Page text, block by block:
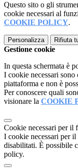
Questo sito o gli
cookie necessari al
COOKIE POLICY.
Personalizza Rifiuta
Gestione cookie
In questa schermata è
I cookie necessari
piattaforma e non è
Per conoscere quali
visionare la COOKIE
Cookie necessari per il
I cookie necessari per
disabilitati. È possibile
policy.